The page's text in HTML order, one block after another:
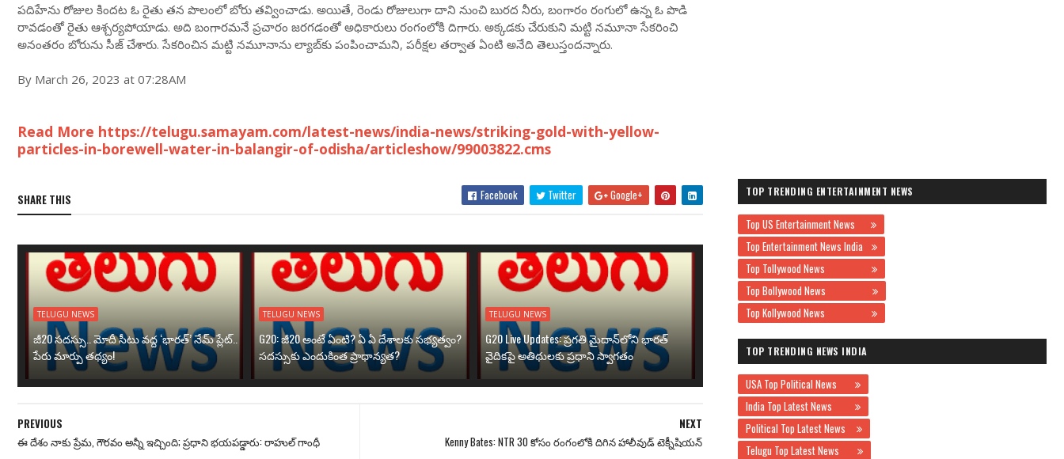
పదిహేను రోజుల కిందట ఓ రైతు తన పొలంలో బోరు తవ్వించాడు. అయితే, రెండు రోజులుగా దాని నుంచి బురద నీరు, బంగారం రంగులో ఉన్న ఓ పొడి
రావడంతో రైతు ఆశ్చర్యపోయాడు. అది బంగారమనే ప్రచారం జరగడంతో అధికారులు రంగంలోకి దిగారు. అక్కడకు చేరుకుని మట్టి నమూనా సేకరించి
అనంతరం బోరును సీజ్‌ చేశారు. సేకరించిన మట్టి నమూనాను ల్యాబ్‌కు పంపించామని, పరీక్షల తర్వాత ఏంటి అనేది తెలుస్తందన్నారు.
By March 26, 2023 at 07:28AM
Read More https://telugu.samayam.com/latest-news/india-news/striking-gold-with-yellow-
particles-in-borewell-water-in-balangir-of-odisha/articleshow/99003822.cms
SHARE THIS Facebook Twitter Google+
TELUGU NEWS
జీ20 సదస్సు.. మోదీ సీటు వద్ద ‘భారత్’ నేమ్ ప్లేట్‌..
పేరు మార్పు తథ్యం!
TELUGU NEWS
G20: జీ20 అంటే ఏంటి? ఏ ఏ దేశాలకు సభ్యత్వం?
సదస్సుకు ఎందుకింత ప్రాధాన్యత?
TELUGU NEWS
G20 Live Updates: ప్రగతి మైదాన్‌లోని భారత్
వైదికపై అతిథులకు ప్రధాని స్వాగతం
NEXT
Kenny Bates: NTR 30 కోసం రంగంలోకి దిగిన హాలీవుడ్ టెక్నీషియన్
PREVIOUS
ఈ దేశం నాకు ప్రేమ, గౌరవం అన్నీ ఇచ్చింది; ప్రధాని భయపడ్డారు: రాహుల్ గాంధీ
TOP TRENDING ENTERTAINMENT NEWS
Top US Entertainment News
Top Entertainment News India
Top Tollywood News
Top Bollywood News
Top Kollywood News
TOP TRENDING NEWS INDIA
USA Top Political News
India Top Latest News
Political Top Latest News
Telugu Top Latest News